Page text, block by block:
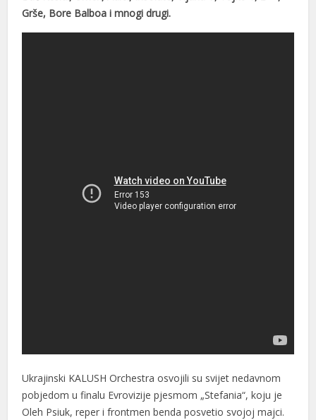
Grše, Bore Balboa i mnogi drugi.
Ukrajinski KALUSH Orchestra osvojili su svijet nedavnom
pobjedom u finalu Evrovizije pjesmom „Stefania“, koju je
Oleh Psiuk, reper i frontmen benda posvetio svojoj majci.